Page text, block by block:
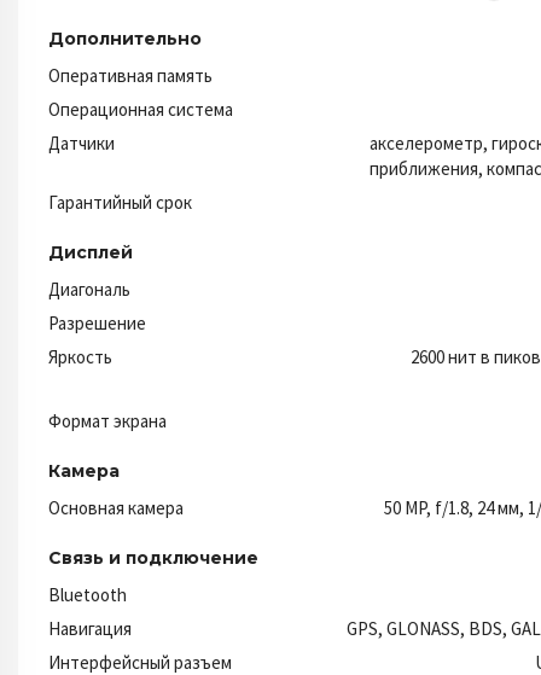
Дополнительно
Оперативная память
Операционная система
Датчики
акселерометр,
приближения,
Гарантийный срок
Дисплей
Диагональ
Разрешение
Яркость
2600 нит в
Формат экрана
Камера
Основная камера 50 MP, f/1.8, 24 мм,
Связь и подключение
Bluetooth
Навигация
GPS, GLONASS, BDS,
Интерфейсный разъем